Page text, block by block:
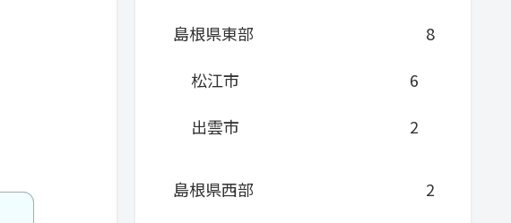
島根県東部
8
松江市
6
出雲市
2
島根県西部
2